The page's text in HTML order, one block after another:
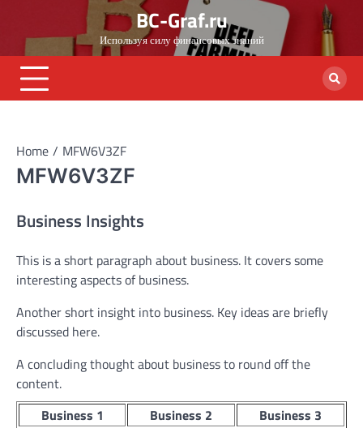
content
BC-Graf.ru
Используя силу финансовых знаний
Home MFW6V3ZF
MFW6V3ZF
Business Insights
This is a short paragraph about business. It covers some
interesting aspects of business.
Another short insight into business. Key ideas are briefly
discussed here.
A concluding thought about business to round off the
content.
Business 1
Business 2
Business 3